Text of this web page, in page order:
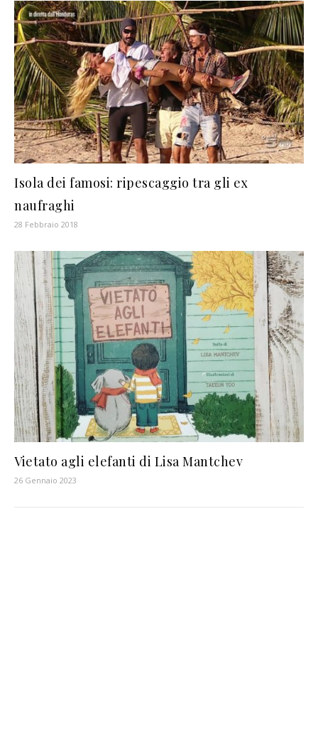
Isola dei famosi: ripescaggio tra gli ex
naufraghi
28 Febbraio 2018
Vietato agli elefanti di Lisa Mantchev
26 Gennaio 2023